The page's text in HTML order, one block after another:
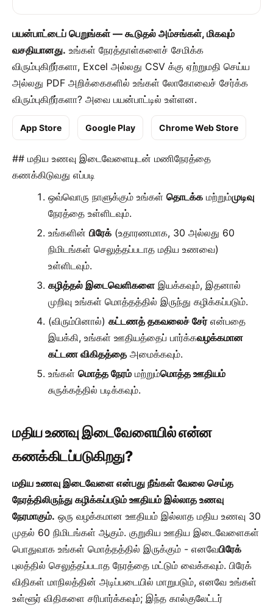
பயன்பாட்டைப் பெறுங்கள் — கூடுதல் அம்சங்கள், மிகவும்
வசதியானது. உங்கள் நேரத்தாள்களைச் சேமிக்க
விரும்புகிறீர்களா, Excel அல்லது CSV க்கு ஏற்றுமதி செய்ய
அல்லது PDF அறிக்கைகளில் உங்கள் லோகோவைச் சேர்க்க
விரும்புகிறீர்களா? அவை பயன்பாட்டில் உள்ளன.
App Store Google Play Chrome Web Store
## மதிய உணவு இடைவேளையுடன் மணிநேரத்தை
கணக்கிடுவது எப்படி
ஒவ்வொரு நாளுக்கும் உங்கள்தொடக்க மற்றும்முடிவு
நேரத்தை உள்ளிடவும்.
உங்களின்பிரேக் (உதாரணமாக, 30 அல்லது 60
நிமிடங்கள் செலுத்தப்படாத மதிய உணவை)
உள்ளிடவும்.
கழித்தல் இடைவெளிகளை இயக்கவும், இதனால்
முறிவு உங்கள் மொத்தத்தில் இருந்து கழிக்கப்படும்.
(விரும்பினால்)கட்டணத் தகவலைச் சேர்என்பதை
இயக்கி, உங்கள் ஊதியத்தைப் பார்க்கவழக்கமான
கட்டண விகிதத்தை அமைக்கவும்.
உங்கள்மொத்த நேரம் மற்றும்மொத்த ஊதியம்
சுருக்கத்தில் படிக்கவும்.
மதிய உணவு இடைவேளையில் என்ன
கணக்கிடப்படுகிறது?
மதிய உணவு இடைவேளை என்பது நீங்கள் வேலை செய்த
நேரத்திலிருந்து கழிக்கப்படும் ஊதியம் இல்லாத உணவு
நேரமாகும். ஒரு வழக்கமான ஊதியம் இல்லாத மதிய உணவு 30
முதல் 60 நிமிடங்கள் ஆகும். குறுகிய ஊதிய இடைவேளைகள்
பொதுவாக உங்கள் மொத்தத்தில் இருக்கும் - எனவேபிரேக்
புலத்தில் செலுத்தப்படாத நேரத்தை மட்டும் வைக்கவும். பிரேக்
விதிகள் மாநிலத்தின் அடிப்படையில் மாறுபடும், எனவே உங்கள்
உள்ளூர் விதிகளை சரிபார்க்கவும்; இந்த கால்குலேட்டர்